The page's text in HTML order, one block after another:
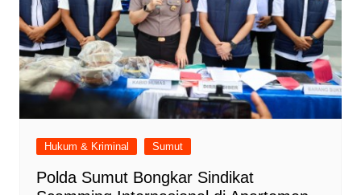
Hukum & Kriminal Sumut
Polda Sumut Bongkar Sindikat